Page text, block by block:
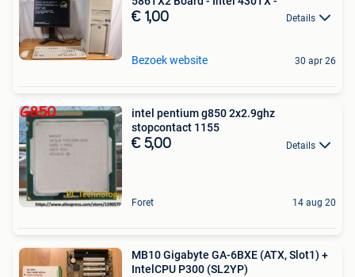
€ 1,00 Details
Bezoek website 30 apr 26
intel pentium g850 2x2.9ghz
stopcontact 1155
€ 5,00 Details
Foret 14 aug 20
MB10 Gigabyte GA-6BXE (ATX, Slot1) +
IntelCPU P300 (SL2YP)